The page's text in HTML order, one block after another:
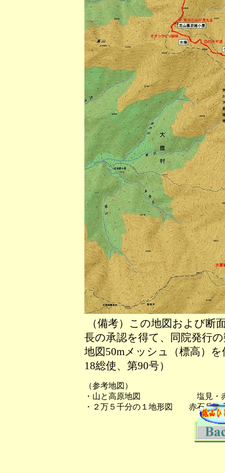
（備考）この地図および断
長の承認を得て、同院発行
地図50mメッシュ（標高）
18総使、第90号）
（参考地図）
・山と高原地図 塩見・赤
・２万５千分の１地形図 赤石岳